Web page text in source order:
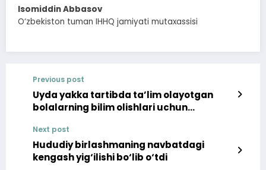
Isomiddin Abbasov
O‘zbekiston tuman IHHQ jamiyati mutaxassisi
Previous post
Uyda yakka tartibda ta’lim olayotgan
bolalarning bilim olishlari uchun
Next post
Hududiy birlashmaning navbatdagi
kengash yig‘ilishi bo‘lib o‘tdi